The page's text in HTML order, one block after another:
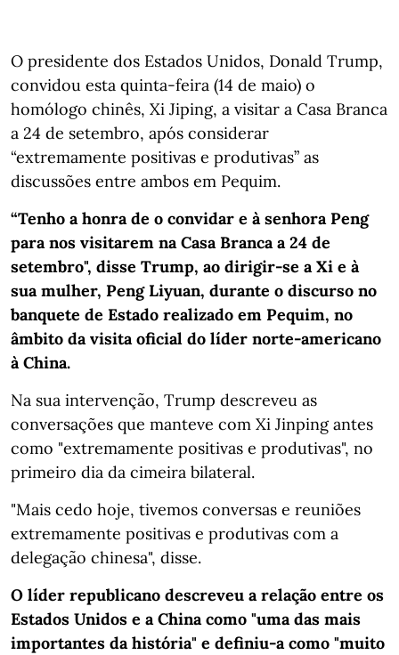
O presidente dos Estados Unidos, Donald Trump,
convidou esta quinta-feira (14 de maio) o
homólogo chinês, Xi Jiping, a visitar a Casa Branca
a 24 de setembro, após considerar
“extremamente positivas e produtivas” as
discussões entre ambos em Pequim.
“Tenho a honra de o convidar e à senhora Peng
para nos visitarem na Casa Branca a 24 de
setembro", disse Trump, ao dirigir-se a Xi e à
sua mulher, Peng Liyuan, durante o discurso no
banquete de Estado realizado em Pequim, no
âmbito da visita oficial do líder norte-americano
à China.
Na sua intervenção, Trump descreveu as
conversações que manteve com Xi Jinping antes
como "extremamente positivas e produtivas", no
primeiro dia da cimeira bilateral.
"Mais cedo hoje, tivemos conversas e reuniões
extremamente positivas e produtivas com a
delegação chinesa", disse.
O líder republicano descreveu a relação entre os
Estados Unidos e a China como "uma das mais
importantes da história" e definiu-a como "muito